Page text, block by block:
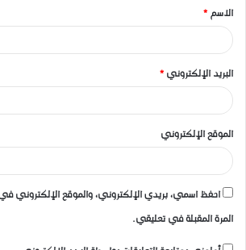
*
الاسم *
البريد الإلكتروني *
الموقع الإلكتروني
احفظ اسمي، بريدي الإلكتروني، والموقع الإلكتروني
المرة المقبلة في تعليقي.